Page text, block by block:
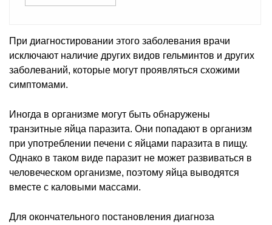
При диагностировании этого заболевания врачи
исключают наличие других видов гельминтов и других
заболеваний, которые могут проявляться схожими
симптомами.
Иногда в организме могут быть обнаружены
транзитные яйца паразита. Они попадают в организм
при употреблении печени с яйцами паразита в пищу.
Однако в таком виде паразит не может развиваться в
человеческом организме, поэтому яйца выводятся
вместе с каловыми массами.
Для окончательного постановления диагноза